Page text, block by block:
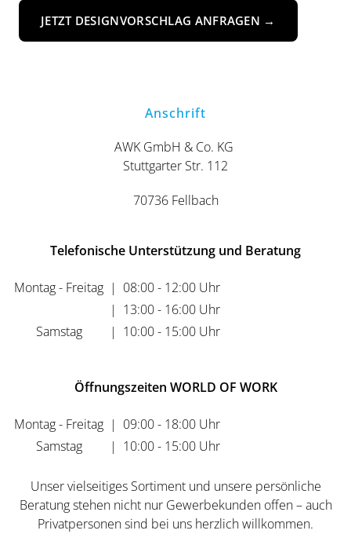
JETZT DESIGNVORSCHLAG ANFRAGEN →
Anschrift
AWK GmbH & Co. KG
Stuttgarter Str. 112
70736 Fellbach
Telefonische Unterstützung und Beratung
Montag - Freitag | 08:00 - 12:00 Uhr
| 13:00 - 16:00 Uhr
Samstag
| 10:00 - 15:00 Uhr
Öffnungszeiten WORLD OF WORK
Montag - Freitag | 09:00 - 18:00 Uhr
Samstag
| 10:00 - 15:00 Uhr
Unser vielseitiges Sortiment und unsere persönliche
Beratung stehen nicht nur Gewerbekunden offen – auch
Privatpersonen sind bei uns herzlich willkommen.